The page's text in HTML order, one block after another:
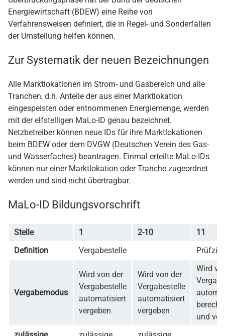
Energiewirtschaft (BDEW) eine Reihe von
Verfahrensweisen definiert, die in Regel- und Sonderfällen
der Umstellung helfen können.
Zur Systematik der neuen Bezeichnungen
Alle Marktlokationen im Strom- und Gasbereich und alle
Tranchen, d.h. Anteile der aus einer Marktlokation
eingespeisten oder entnommenen Energiemenge, werden
mit der elfstelligen MaLo-ID genau bezeichnet.
Netzbetreiber können neue IDs für ihre Marktlokationen
beim BDEW oder dem DVGW (Deutschen Verein des Gas-
und Wasserfaches) beantragen. Einmal erteilte MaLo-IDs
können nur einer Marktlokation oder Tranche zugeordnet
werden und sind nicht übertragbar.
MaLo-ID Bildungsvorschrift
Stelle 1 2-10
11
Definition
Vergabestelle
Vergabemodus
Wird von der
Vergabestelle
automatisiert
vergeben
Wird von der
Vergabestelle
automatisiert
vergeben
Wird
und